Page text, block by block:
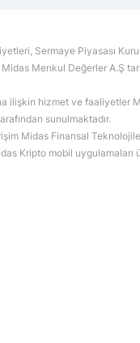
Sermaye Piyasası
Menkul Değerler A.Ş
ilişkin hizmet ve faaliyetler
sunulmaktadır.
Midas Finansal
Kripto mobil uygulamaları